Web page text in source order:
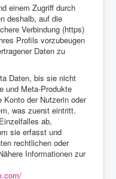
einem Zugriff durch
deshalb, auf die
Verbindung (https)
Profils vorzubeugen
Daten zu
Daten, bis sie nicht
und Meta-Produkte
der Nutzerin oder
was zuerst eintritt.
ab,
sie erfasst und
rechtlichen oder
Informationen zur